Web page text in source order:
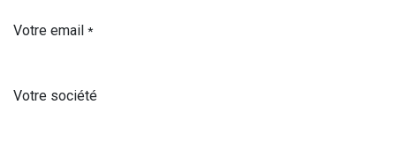
Votre email *
Votre société